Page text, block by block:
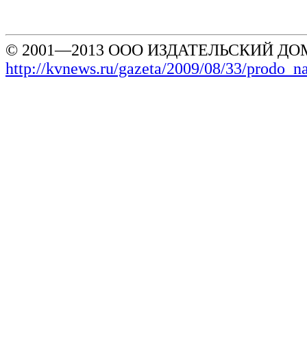
© 2001—2013 ООО ИЗДАТЕЛЬСКИЙ
http://kvnews.ru/gazeta/2009/08/33/